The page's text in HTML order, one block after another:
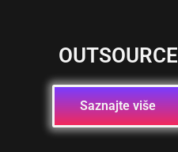
OUTSOURCE
Saznajte više